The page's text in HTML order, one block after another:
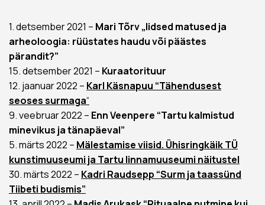
1. detsember 2021 – Mari Tõrv „Iidsed matused ja
arheoloogia: rüüstates haudu või päästes
pärandit?”
15. detsember 2021 – Kuraatorituur
12. jaanuar 2022 – Karl Käsnapuu “Tähendusest
seoses surmaga“
9. veebruar 2022 – Enn Veenpere “Tartu kalmistud
minevikus ja tänapäeval”
5. märts 2022 – Mälestamise viisid. Ühisringkäik TÜ
kunstimuuseumi ja Tartu linnamuuseumi näitustel
30. märts 2022 – Kadri Raudsepp “Surm ja taassünd
Tiibeti budismis”